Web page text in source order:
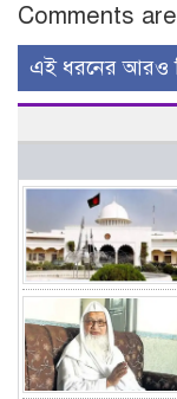
Comments
এই ধরনের আরও